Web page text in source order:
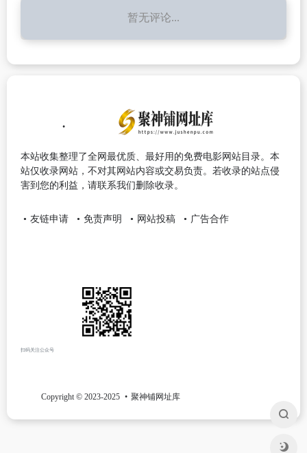
暂无评论...
本站收集整理了全网最优质、最好用的免费电影网站目录。本
站仅收录网站，不对其网站内容或交易负责。若收录的站点侵
害到您的利益，请联系我们删除收录。
友链申请 免责声明 网站投稿 广告合作
扫码关注公众号
Copyright © 2023-2025 聚神铺网址库